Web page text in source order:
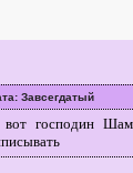
Завсегдатый
вот господин